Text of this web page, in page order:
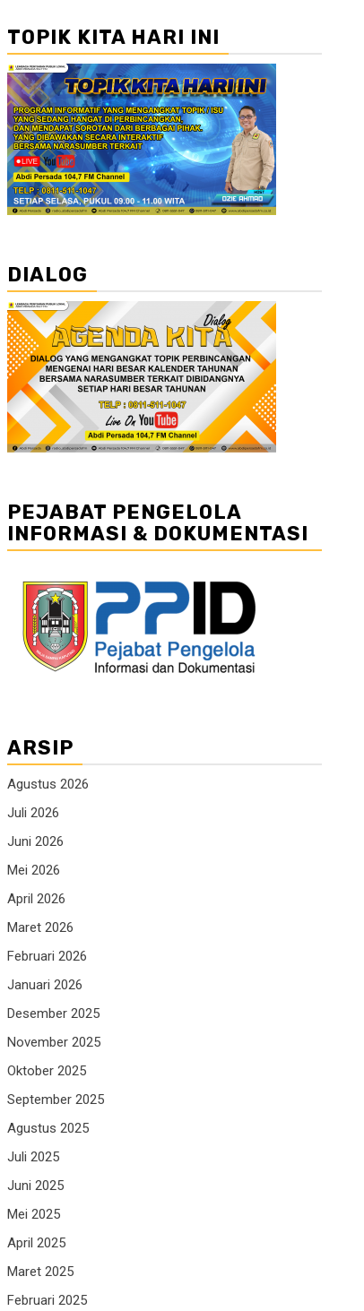
TOPIK KITA HARI INI
DIALOG
PEJABAT PENGELOLA
INFORMASI & DOKUMENTASI
ARSIP
Agustus 2026
Juli 2026
Juni 2026
Mei 2026
April 2026
Maret 2026
Februari 2026
Januari 2026
Desember 2025
November 2025
Oktober 2025
September 2025
Agustus 2025
Juli 2025
Juni 2025
Mei 2025
April 2025
Maret 2025
Februari 2025